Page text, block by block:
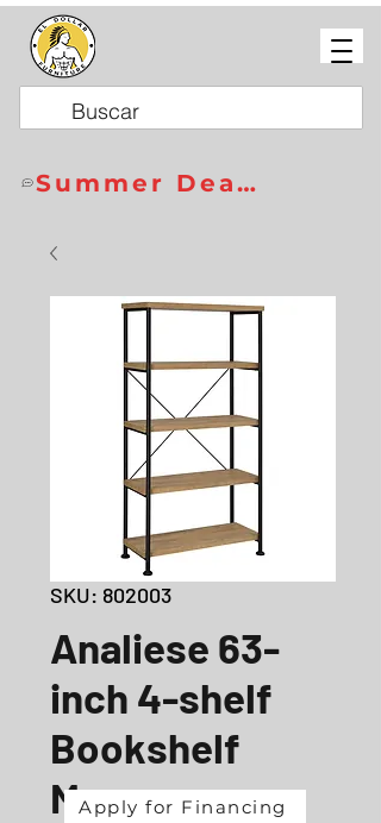
Summer Deals
SKU: 802003
Analiese 63-
inch 4-shelf
Bookshelf
Mango
Apply for Financing